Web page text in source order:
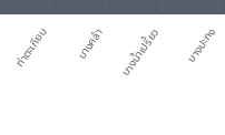
ท่าตะเกียบ บางคล้า บางน้ำเปรี้ยว บางปะกง